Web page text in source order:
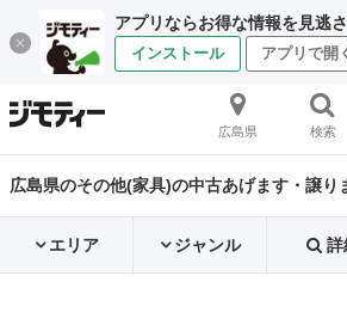
アプリならお得な情報を見逃
インストール アプリで開
広島県 検索
広島県のその他(家具)の中古あげます・譲り
エリア ジャンル 詳